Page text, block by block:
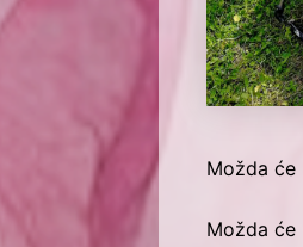
Možda će
Možda će